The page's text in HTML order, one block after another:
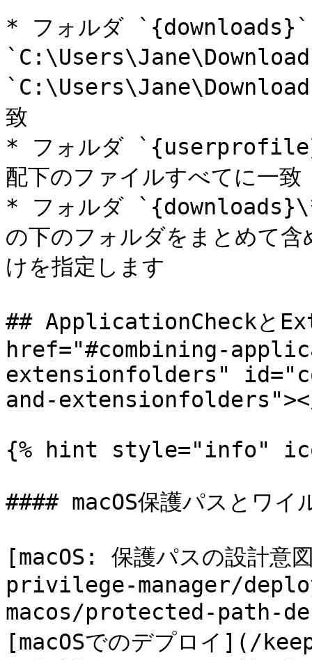
* フォルダ
致
* フォルダ `{userprofile}`
配下のファイルすべてに一致
* フォルダ
の下のフォルダをまとめ
けを指定します
## ApplicationCheckと
href="#combining-
extensionfolders"
and-
{% hint style="info"
#### macOS保護パスとワイ
[macOS: 保護パスの設計
privilege-manager/
macos/protected-path-
[macOSでのデプロイ](/